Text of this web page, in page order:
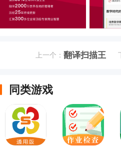
上一个：翻译扫描王
同类游戏